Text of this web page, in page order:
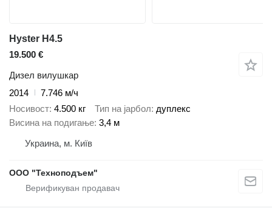
Hyster H4.5
19.500 €
Дизел вилушкар
2014
7.746 м/ч
Носивост 4.500 кг Тип на јарбол дуплекс
Висина на подигање 3,4 м
Украина, м. Київ
ООО "Техноподъем"